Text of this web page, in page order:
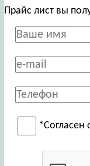
Прайс лист вы
*Согласен